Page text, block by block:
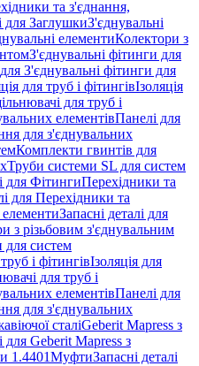
та з'єднання,
для ЗаглушкиЗ'єднувальні
елементиКолектори з
З'єднувальні фітинги для
для З'єднувальні фітинги для
для труб і фітингівІзоляція
для труб і
елементівПанелі для
для з'єднувальних
Комплекти гвинтів для
Труби системи SL для систем
для ФітингиПерехідники та
для Перехідники та
елементиЗапасні деталі для
з різьбовим з'єднувальним
для систем
і фітингівІзоляція для
для труб і
елементівПанелі для
для з'єднувальних
сталіGeberit Mapress з
для Geberit Mapress з
1.4401МуфтиЗапасні деталі